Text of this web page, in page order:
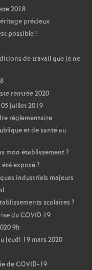
2018
précieux
possible!
de travail que je ne
rentrée 2020
juillet 2019
réglementaire
et de santé au
mon établissement?
exposé?
industriels majeurs
scolaires ?
du COVID 19
9h
jeudi 19 mars 2020
de COVID-19